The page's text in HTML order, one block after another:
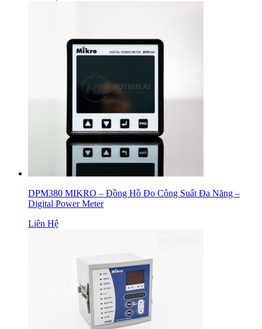
DPM380 MIKRO – Đồng Hồ Đo Công Suất Đa Năng –
Digital Power Meter
Liên Hệ